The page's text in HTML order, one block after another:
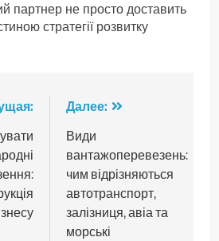
партнер не просто доставить
стратегії розвитку
Далее:
Види
вантажоперевезень:
чим відрізняються
автотранспорт,
залізниця, авіа та
морські